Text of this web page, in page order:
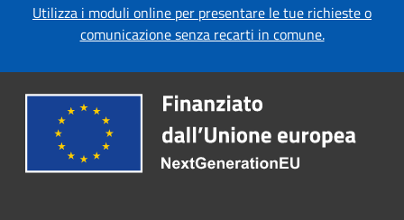
Utilizza i moduli online per presentare le tue richieste o
comunicazione senza recarti in comune.